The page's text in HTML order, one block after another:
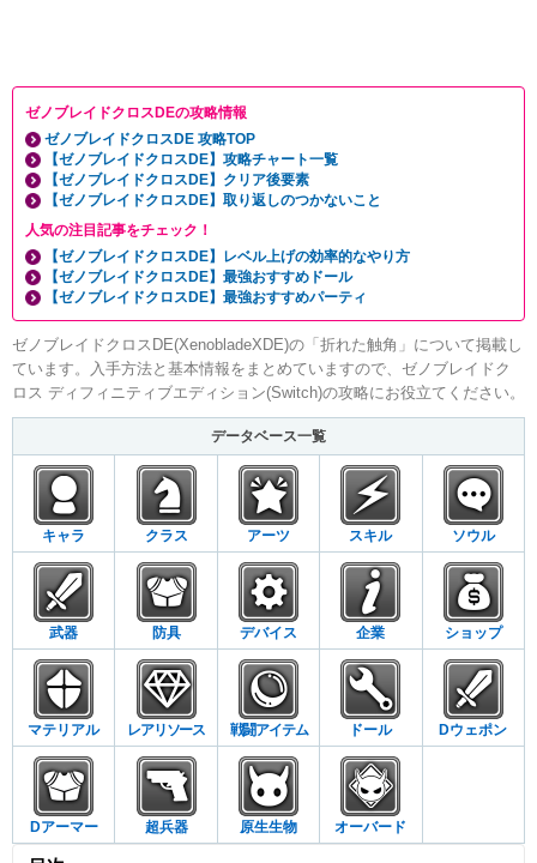
ゼノブレイドクロスDEの攻略情報
ゼノブレイドクロスDE 攻略TOP
【ゼノブレイドクロスDE】攻略チャート一覧
【ゼノブレイドクロスDE】クリア後要素
【ゼノブレイドクロスDE】取り返しのつかないこと
人気の注目記事をチェック！
【ゼノブレイドクロスDE】レベル上げの効率的なやり方
【ゼノブレイドクロスDE】最強おすすめドール
【ゼノブレイドクロスDE】最強おすすめパーティ
ゼノブレイドクロスDE(XenobladeXDE)の「折れた触角」について掲載し
ています。入手方法と基本情報をまとめていますので、ゼノブレイドク
ロス ディフィニティブエディション(Switch)の攻略にお役立てください。
データベース一覧
キャラ クラス アーツ スキル ソウル
武器 防具 デバイス 企業 ショップ
マテリアル レアリソース 戦闘アイテム ドール Dウェポン
Dアーマー 超兵器 原生生物 オーバード